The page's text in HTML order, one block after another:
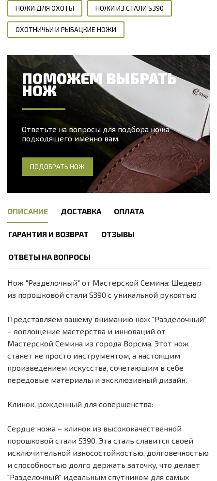
НОЖИ ДЛЯ ОХОТЫ НОЖИ ИЗ СТАЛИ S390
ОХОТНИЧЬИ И РЫБАЦКИЕ НОЖИ
ПОМОЖЕМ ВЫБРАТЬ
НОЖ
Ответьте на вопросы для подбора ножа
подходящего именно вам.
ПОДОБРАТЬ НОЖ
ОПИСАНИЕ ДОСТАВКА ОПЛАТА
ГАРАНТИЯ И ВОЗВРАТ ОТЗЫВЫ
ОТВЕТЫ НА ВОПРОСЫ
Нож "Разделочный" от Мастерской Семина: Шедевр
из порошковой стали S390 с уникальной рукоятью
Представляем вашему вниманию нож "Разделочный"
– воплощение мастерства и инноваций от
Мастерской Семина из города Ворсма. Этот нож
станет не просто инструментом, а настоящим
произведением искусства, сочетающим в себе
передовые материалы и эксклюзивный дизайн.
Клинок, рожденный для совершенства:
Сердце ножа – клинок из высококачественной
порошковой стали S390. Эта сталь славится своей
исключительной износостойкостью, долговечностью
и способностью долго держать заточку, что делает
"Разделочный" идеальным спутником для самых